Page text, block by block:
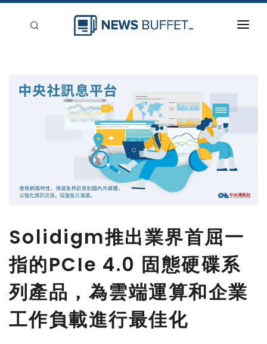
Solidigm推出業界首屈一
指的PCIe 4.0 固態硬碟系
列產品，為雲端運算和企業
工作負載進行最佳化